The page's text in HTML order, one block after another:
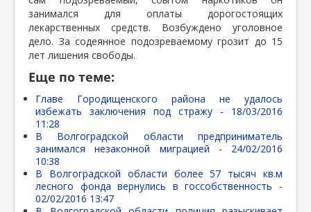
занимался для оплаты дорогостоящих
лекарственных средств. Возбуждено уголовное
дело. За содеянное подозреваемому грозит до 15
лет лишения свободы.
Еще по теме:
Главе Городищенского района не удалось
избежать заключения под стражу - 18/03/2016
11:28
В Волгоградской области предприниматель
занимался незаконной миграцией - 24/02/2016
10:38
В Волгоградской области более 57 тысяч кв.м
лесного фонда вернулись в госсобственность -
02/02/2016 13:47